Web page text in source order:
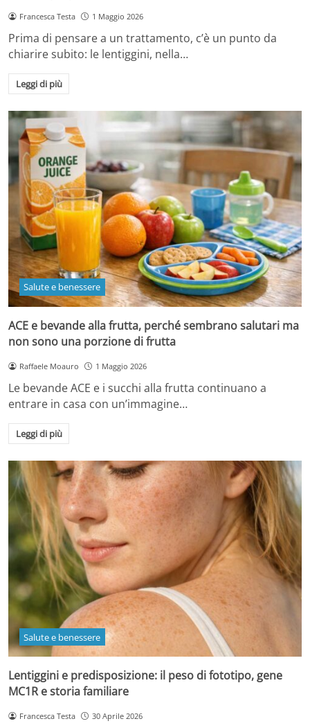
Francesca Testa 1 Maggio 2026
Prima di pensare a un trattamento, c’è un punto da
chiarire subito: le lentiggini, nella…
Leggi di più
Salute e benessere
ACE e bevande alla frutta, perché sembrano salutari ma
non sono una porzione di frutta
Raffaele Moauro 1 Maggio 2026
Le bevande ACE e i succhi alla frutta continuano a
entrare in casa con un’immagine…
Leggi di più
Salute e benessere
Lentiggini e predisposizione: il peso di fototipo, gene
MC1R e storia familiare
Francesca Testa 30 Aprile 2026